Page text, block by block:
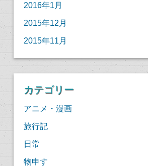
2016年1月
2015年12月
2015年11月
カテゴリー
アニメ・漫画
旅行記
日常
物申す